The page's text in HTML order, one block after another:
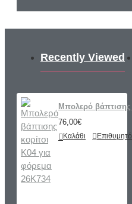
Recently Viewed
Μπολερό βάπτισης
76,00€
Καλάθι Επιθυμητό